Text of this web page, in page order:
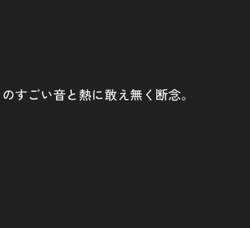
すごい音と熱に敢え無く断念。